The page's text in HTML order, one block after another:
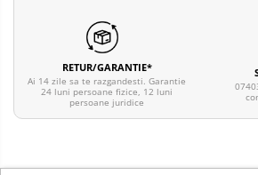
RETUR/GARANTIE*
Ai 14 zile sa te razgandesti. Garantie
24 luni persoane fizice, 12 luni
persoane juridice